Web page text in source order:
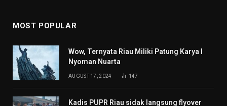
MOST POPULAR
Wow, Ternyata Riau Miliki Patung Karya I
Nyoman Nuarta
AUGUST 17, 2024 147
Kadis PUPR Riau sidak langsung flyover